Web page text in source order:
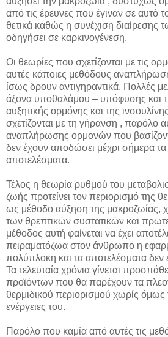
από τις έρευνες που έγιναν σε αυτό
θετικά καθώς η συνέχιση διαίρεσης
οδηγήσει σε καρκινογένεση.
Οι θεωρίες που σχετίζονται με τις
αυτές κάποιες μεθόδους
ίσως δρουν αντιγηραντικά. Πολλές
άξονα υποθαλάμου – υπόφυσης και
αυξητικής ορμόνης και της
σχετίζονται με τη γήρανση , παρόλο
αναπλήρωσης ορμονών που
δεν έχουν αποδώσει μέχρι σήμερα
αποτελέσματα.
Τέλος η θεωρία ρυθμού του
ζωής προτείνει τον περιορισμό της
ως μέθοδο αύξηση της μακροζωίας,
των θρεπτικών συστατικών και
μέθοδος αυτή φαίνεται να έχει
πειραματόζωα στον άνθρωπο η
πολύπλοκη και τα αποτελέσματα δεν
Τα τελευταία χρόνια γίνεται
προϊόντων που θα παρέχουν τα
θερμιδικού περιορισμού χωρίς όμως
ενέργειες του.
Παρόλο που καμία από αυτές τις